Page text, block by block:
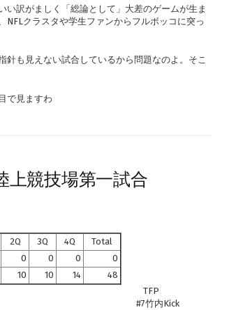
訳がましく「総論として」大差のゲームが生ま
クラスタや学生ファンからフルボッコに突っ
も見えない試合しているから問題なのよ。そこ
で見ますわ
上競技場第一試合
2Q 3Q 4Q
Total
0 0 0
0
10 10 14
48
TFP
#7竹内Kick